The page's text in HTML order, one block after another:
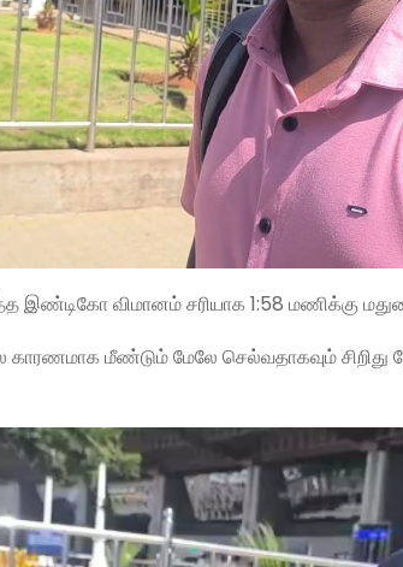
இண்டிகோ விமானம் சரியாக 1:58 மணிக்கு
காரணமாக மீண்டும் மேலே செல்வதாகவும் சிறிது